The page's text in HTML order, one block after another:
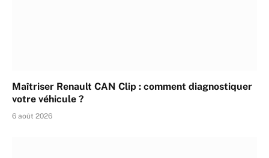
Maîtriser Renault CAN Clip : comment diagnostiquer
votre véhicule ?
6 août 2026